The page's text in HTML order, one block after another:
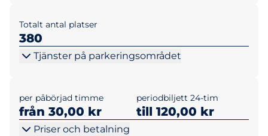
Totalt antal platser
380
Tjänster på parkeringsområdet
per påbörjad timme
från 30,00 kr
periodbiljett 24-tim
till 120,00 kr
Priser och betalning